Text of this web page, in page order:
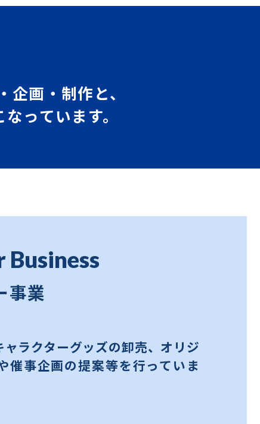
画・制作と、
っています。
Business
事業
ャラクターグッズの卸売、オリジ
催事企画の提案等を行っていま